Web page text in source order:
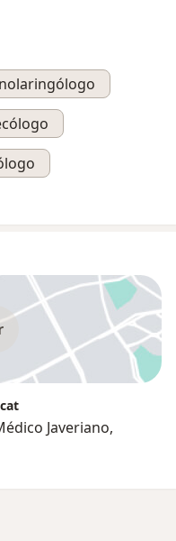
Javeriano,